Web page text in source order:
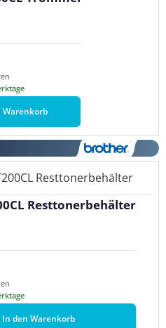
Warenkorb
Resttonerbehälter
In den Warenkorb